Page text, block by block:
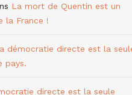
La mort de Quentin est un
la France !
démocratie directe est la
pays.
directe est la seule